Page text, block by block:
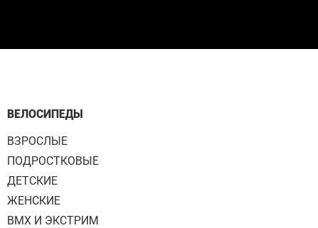
ВЕЛОСИПЕДЫ
ВЗРОСЛЫЕ
ПОДРОСТКОВЫЕ
ДЕТСКИЕ
ЖЕНСКИЕ
BMX И ЭКСТРИМ